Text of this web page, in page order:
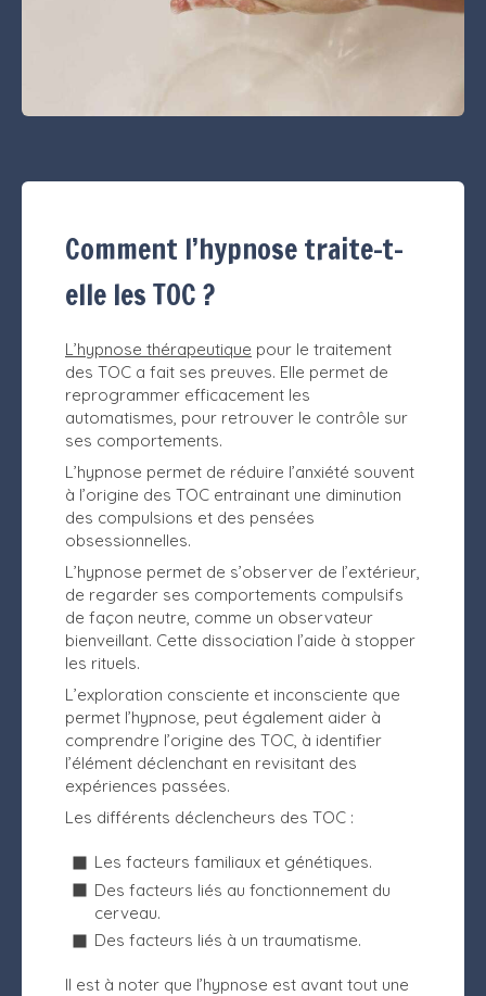
Comment l’hypnose traite-t-
elle les TOC ?
L’hypnose thérapeutique pour le traitement
des TOC a fait ses preuves. Elle permet de
reprogrammer efficacement les
automatismes, pour retrouver le contrôle sur
ses comportements.
L’hypnose permet de réduire l’anxiété souvent
à l’origine des TOC entrainant une diminution
des compulsions et des pensées
obsessionnelles.
L’hypnose permet de s’observer de l’extérieur,
de regarder ses comportements compulsifs
de façon neutre, comme un observateur
bienveillant. Cette dissociation l’aide à stopper
les rituels.
L’exploration consciente et inconsciente que
permet l’hypnose, peut également aider à
comprendre l’origine des TOC, à identifier
l’élément déclenchant en revisitant des
expériences passées.
Les différents déclencheurs des TOC :
Les facteurs familiaux et génétiques.
Des facteurs liés au fonctionnement du
cerveau.
Des facteurs liés à un traumatisme.
Il est à noter que l’hypnose est avant tout une